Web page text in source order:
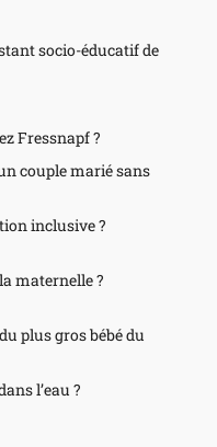
socio-éducatif de
Fressnapf ?
couple marié sans
inclusive ?
maternelle ?
plus gros bébé du
l’eau ?